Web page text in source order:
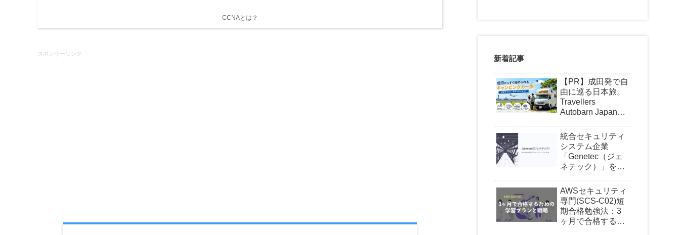
CCNAとは？
スポンサーリンク
新着記事
【PR】成田発で自
由に巡る日本旅。
Travellers
Autobarn Japanの
が気になる理由
統合セキュリティ
システム企業
「Genetec（ジェ
ネテック）」を紹
れるセキュリティ
がついに日本上陸
AWSセキュリティ
専門(SCS-C02)短
期合格勉強法：3
ヶ月で合格するた